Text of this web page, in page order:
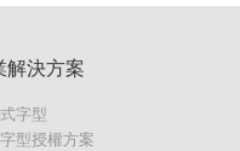
解決方案
字型
型授權方案